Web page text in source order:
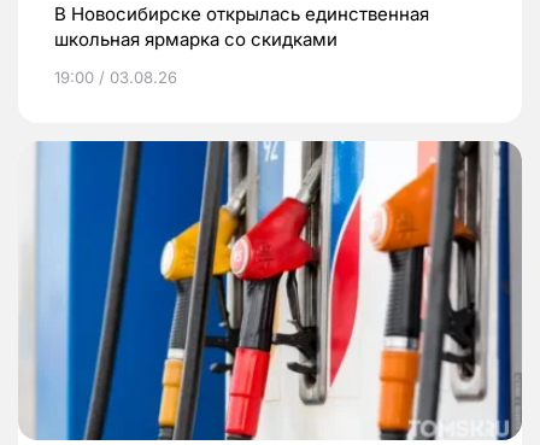
В Новосибирске открылась единственная
школьная ярмарка со скидками
19:00 / 03.08.26